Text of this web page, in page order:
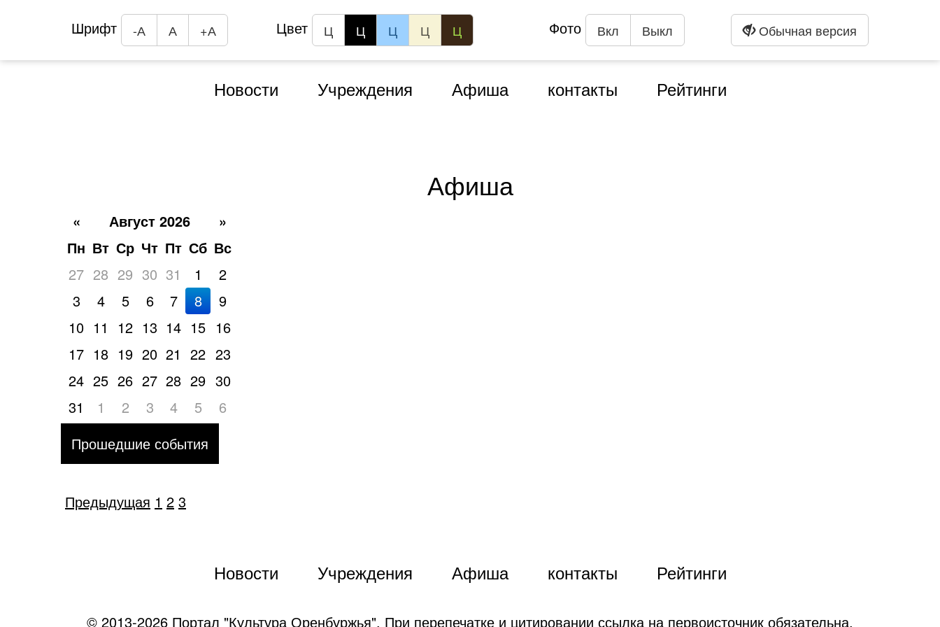
Шрифт -А А +А Цвет Ц Ц Ц Ц Ц Фото Вкл Выкл Обычная версия
Новости Учреждения Афиша контакты Рейтинги
Афиша
« Август 2026
»
Пн Вт Ср Чт Пт Сб Вс
27 28 29 30 31 1
2
3
4 5 6 7 8
9
10 11 12 13 14 15 16
17 18 19 20 21 22 23
24 25 26 27 28 29 30
31
1 2 3 4 5
6
Прошедшие события
Предыдущая 1 2 3
Новости Учреждения Афиша контакты Рейтинги
© 2013-2026 Портал "Культура Оренбуржья". При перепечатке и цитировании ссылка на первоисточник обязательна.